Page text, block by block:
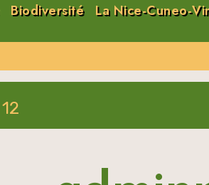
Biodiversité La Nice-Cuneo-